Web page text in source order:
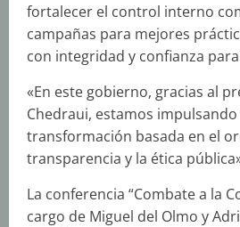
fortalecer el control interno
campañas para mejores
con integridad y confianza
«En este gobierno, gracias al
Chedraui, estamos
transformación basada en el
transparencia y la ética
La conferencia “Combate a la
cargo de Miguel del Olmo y